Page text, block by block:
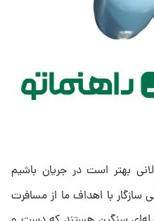
بهتر است در جریان باشیم
سازگار با اهداف ما از مسافرت